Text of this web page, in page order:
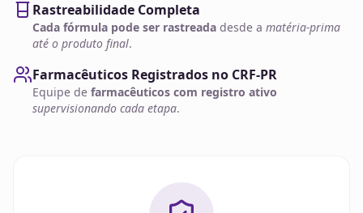
Rastreabilidade Completa
Cada fórmula pode ser rastreada desde a matéria-prima
até o produto final.
Farmacêuticos Registrados no CRF-PR
Equipe de farmacêuticos com registro ativo
supervisionando cada etapa.